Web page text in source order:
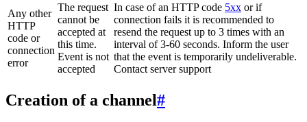
Any other
HTTP
code or
connection
error
The request
cannot be
accepted at
this time.
Event is not
accepted
In case of an HTTP code 5xx or if
connection fails it is recommended to
resend the request up to 3 times with an
interval of 3-60 seconds. Inform the user
that the event is temporarily undeliverable.
Contact server support
Creation of a channel#